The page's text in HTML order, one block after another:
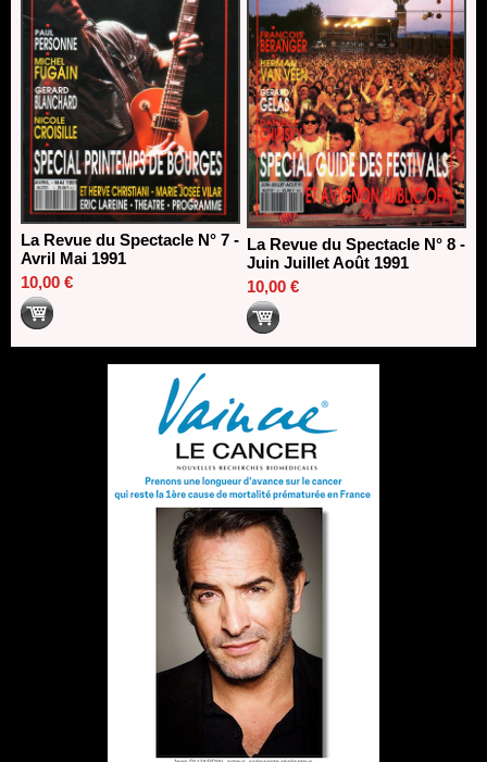
La Revue du Spectacle N° 7 -
Avril Mai 1991
10,00 €
La Revue du Spectacle N° 8 -
Juin Juillet Août 1991
10,00 €